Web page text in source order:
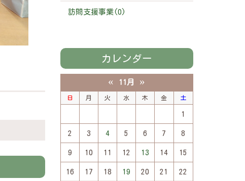
訪問支援事業(0)
カレンダー
« 11月 »
日 月 火 水 木 金 土
1
2 3 4 5 6 7 8
9 10 11 12 13 14 15
16 17 18 19 20 21 22